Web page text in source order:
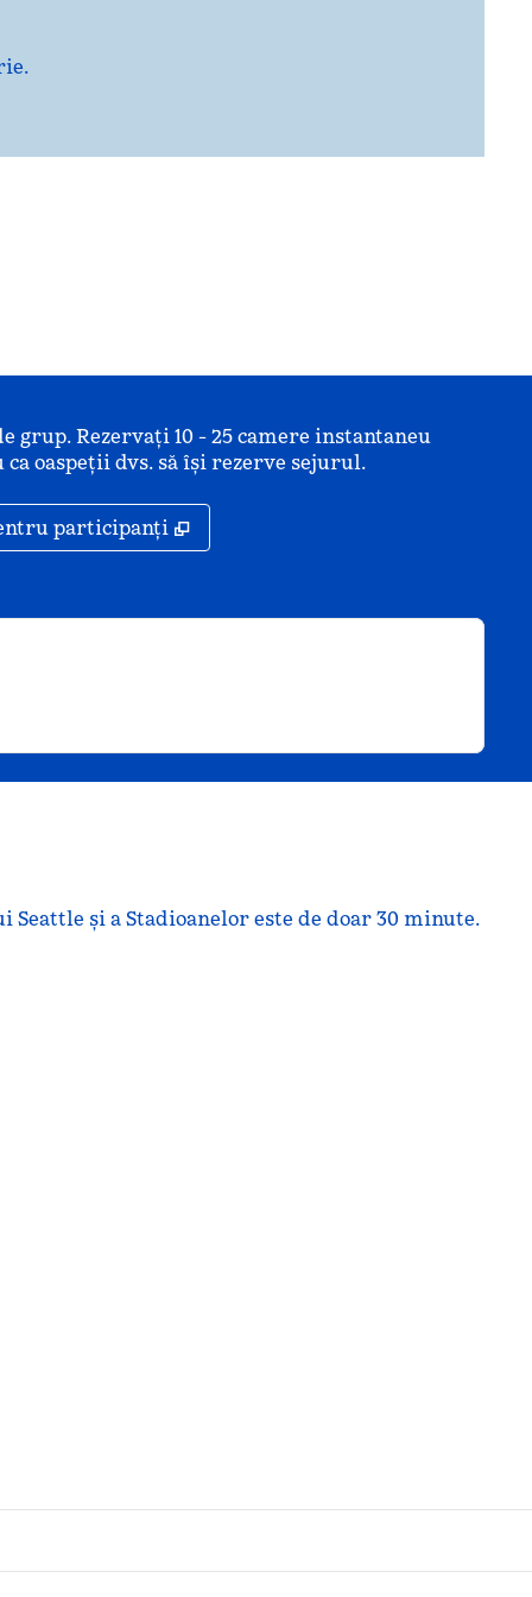
Rezervați 10 - 25 camere instantaneu
oaspeții dvs. să își rezerve sejurul.
participanți ,
și a Stadioanelor este de doar 30 minute.